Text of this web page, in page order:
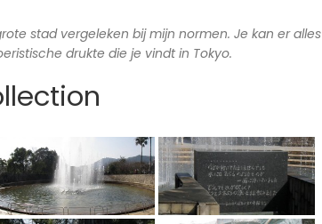
stad vergeleken bij mijn normen. Je kan er alles
drukte die je vindt in Tokyo.